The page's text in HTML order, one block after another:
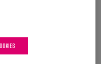
su diseño
la primera oleada